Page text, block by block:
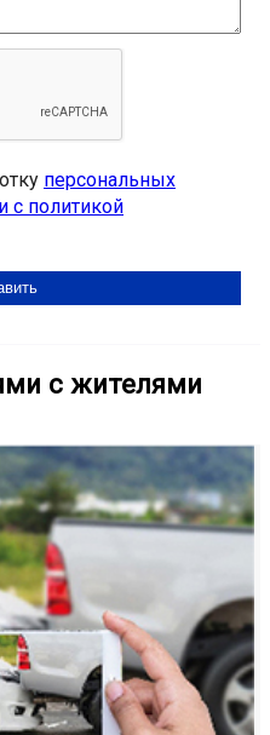
персональных
с политикой
с жителями